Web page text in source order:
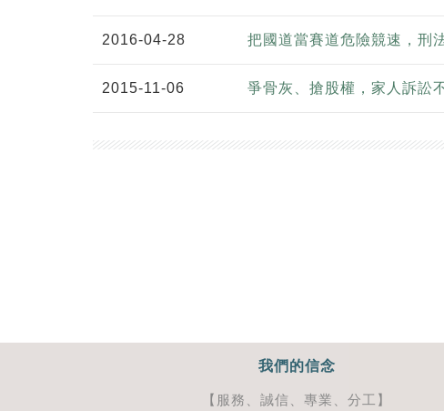
2016-04-28 把國道當賽道危險競速，刑
2015-11-06 爭骨灰、搶股權，家人訴訟
我們的信念
【服務、誠信、專業、分工】